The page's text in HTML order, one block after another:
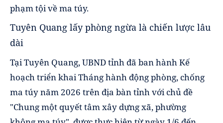
phạm tội về ma túy.
Tuyên Quang lấy phòng ngừa là chiến lược lâu
dài
Tại Tuyên Quang, UBND tỉnh đã ban hành Kế
hoạch triển khai Tháng hành động phòng, chống
ma túy năm 2026 trên địa bàn tỉnh với chủ đề
"Chung một quyết tâm xây dựng xã, phường